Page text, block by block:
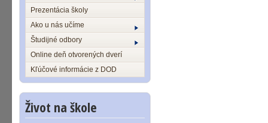
Prezentácia školy
Ako u nás učíme
Študijné odbory
Online deň otvorených dverí
Kľúčové informácie z DOD
Život na škole